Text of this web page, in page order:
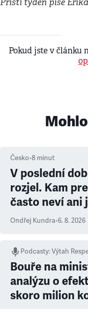
Pokud jste v článku
Česko•8 minut
V poslední
rozjel. Kam
často neví ani
Ondřej Kundra•6. 8. 2026
Podcasty:Výtah
Bouře na
analýzu o
skoro milion